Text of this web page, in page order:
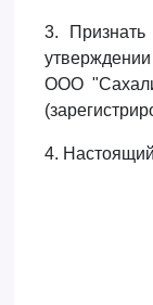
3.
ООО
4. Настоящий